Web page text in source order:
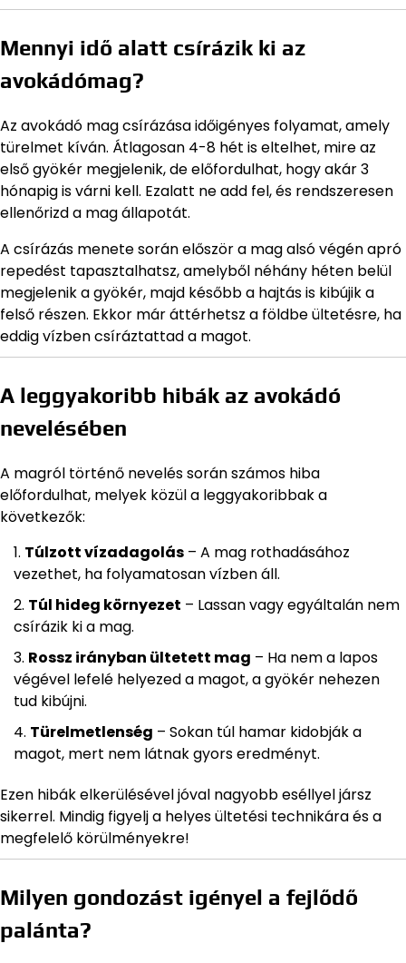
Mennyi idő alatt csírázik ki az
avokádómag?
Az avokádó mag csírázása időigényes folyamat, amely
türelmet kíván. Átlagosan 4-8 hét is eltelhet, mire az
első gyökér megjelenik, de előfordulhat, hogy akár 3
hónapig is várni kell. Ezalatt ne add fel, és rendszeresen
ellenőrizd a mag állapotát.
A csírázás menete során először a mag alsó végén apró
repedést tapasztalhatsz, amelyből néhány héten belül
megjelenik a gyökér, majd később a hajtás is kibújik a
felső részen. Ekkor már áttérhetsz a földbe ültetésre, ha
eddig vízben csíráztattad a magot.
A leggyakoribb hibák az avokádó
nevelésében
A magról történő nevelés során számos hiba
előfordulhat, melyek közül a leggyakoribbak a
következők:
Túlzott vízadagolás – A mag rothadásához
vezethet, ha folyamatosan vízben áll.
Túl hideg környezet – Lassan vagy egyáltalán nem
csírázik ki a mag.
Rossz irányban ültetett mag – Ha nem a lapos
végével lefelé helyezed a magot, a gyökér nehezen
tud kibújni.
Türelmetlenség – Sokan túl hamar kidobják a
magot, mert nem látnak gyors eredményt.
Ezen hibák elkerülésével jóval nagyobb eséllyel jársz
sikerrel. Mindig figyelj a helyes ültetési technikára és a
megfelelő körülményekre!
Milyen gondozást igényel a fejlődő
palánta?